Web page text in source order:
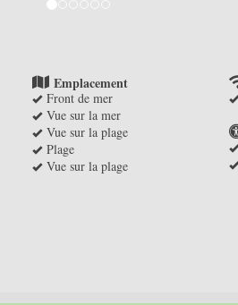
Emplacement
Front de mer
Vue sur la mer
Vue sur la plage
Plage
Vue sur la plage